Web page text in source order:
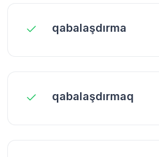
qabalaşdırma
qabalaşdırmaq